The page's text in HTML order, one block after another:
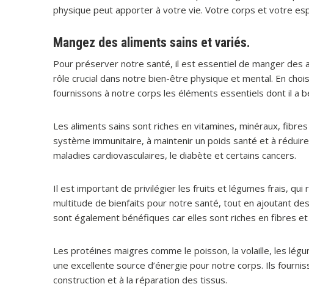
physique peut apporter à votre vie. Votre corps et votre
Mangez des aliments sains et variés.
Pour préserver notre santé, il est essentiel de manger des
rôle crucial dans notre bien-être physique et mental. En
fournissons à notre corps les éléments essentiels dont il a
Les aliments sains sont riches en vitamines, minéraux,
système immunitaire, à maintenir un poids santé et à
maladies cardiovasculaires, le diabète et certains cancers.
Il est important de privilégier les fruits et légumes frais,
multitude de bienfaits pour notre santé, tout en ajoutant
sont également bénéfiques car elles sont riches en fibres
Les protéines maigres comme le poisson, la volaille, les
une excellente source d’énergie pour notre corps. Ils
construction et à la réparation des tissus.